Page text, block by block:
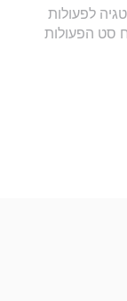
לפעולות
סט הפעולות